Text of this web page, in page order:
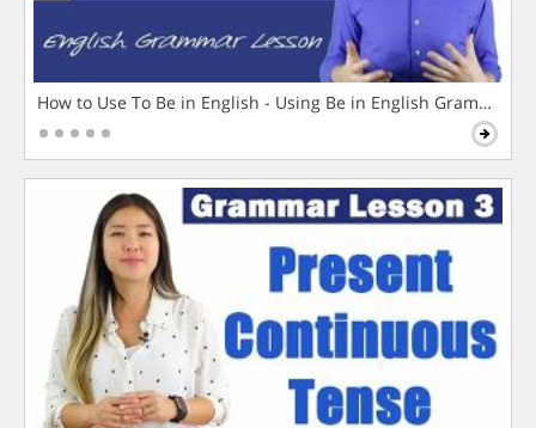
How to Use To Be in English - Using Be in English Grammar